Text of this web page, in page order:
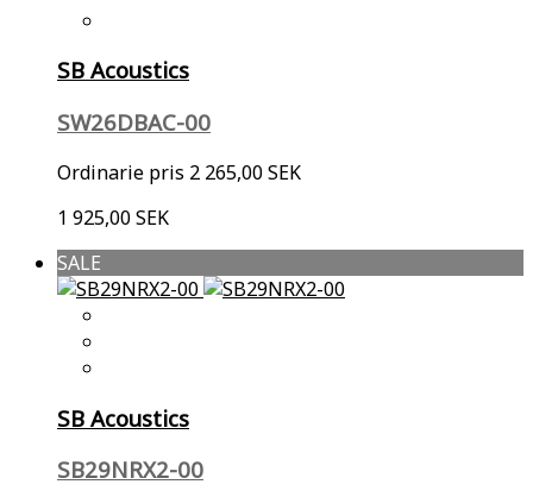
SB Acoustics
SW26DBAC-00
Ordinarie pris 2 265,00 SEK
1 925,00 SEK
SALE
SB Acoustics
SB29NRX2-00